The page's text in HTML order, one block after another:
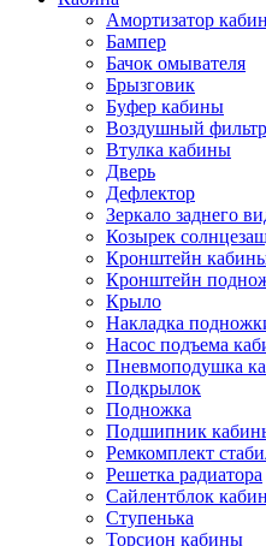
Амортизатор
Бампер
Бачок омывателя
Брызговик
Буфер кабины
Воздушный
Втулка кабины
Дверь
Дефлектор
Зеркало заднего
Козырек
Кронштейн
Кронштейн
Крыло
Накладка
Насос подъема
Пневмоподушка
Подкрылок
Подножка
Подшипник
Ремкомплект
Решетка радиатора
Сайлентблок
Ступенька
Торсион кабины